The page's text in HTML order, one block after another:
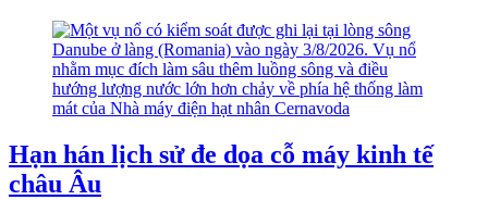
Hạn hán lịch sử đe dọa cỗ máy kinh tế
châu Âu